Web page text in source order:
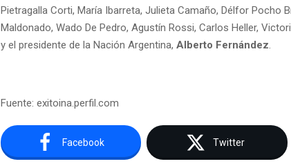
Pietragalla Corti, María Ibarreta, Julieta Camaño, Délfor Pocho
Maldonado, Wado De Pedro, Agustín Rossi, Carlos Heller,
y el presidente de la Nación Argentina, Alberto Fernández
Fuente: exitoina.perfil.com
Facebook Twitter